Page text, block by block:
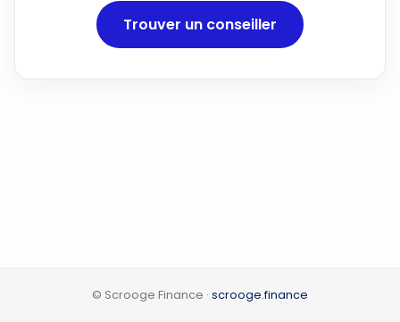
Trouver un conseiller
© Scrooge Finance · scrooge.finance